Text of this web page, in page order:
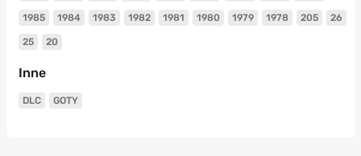
1985 1984 1983 1982 1981 1980 1979 1978 205 26
25 20
Inne
DLC GOTY